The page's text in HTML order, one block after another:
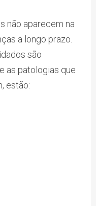
não aparecem na
a longo prazo.
são
as patologias que
estão: